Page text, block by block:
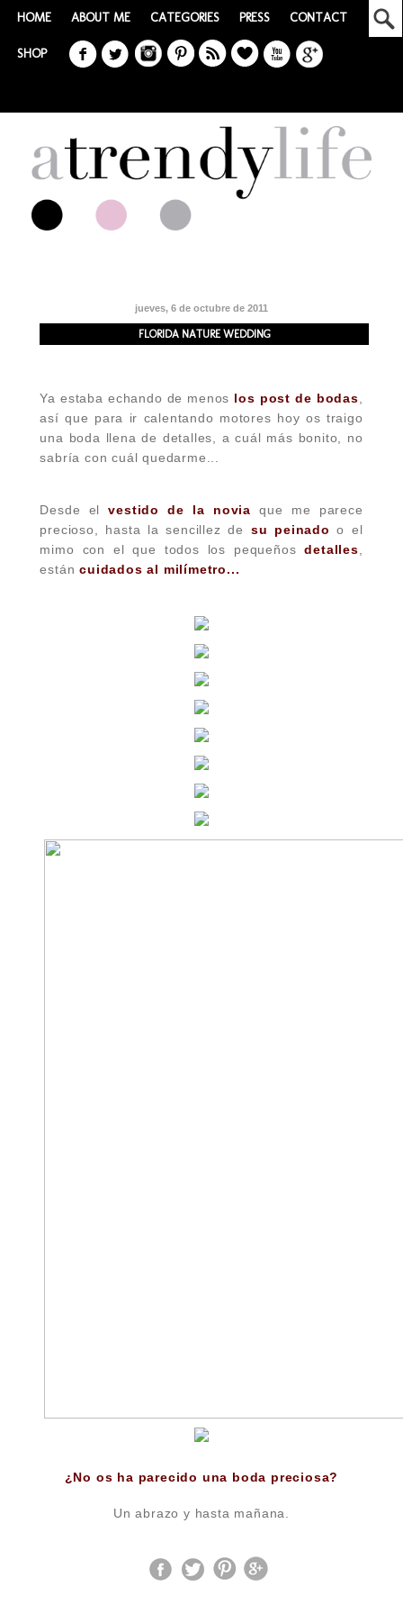
HOME ABOUT ME CATEGORIES PRESS CONTACT
SHOP
jueves, 6 de octubre de 2011
FLORIDA NATURE WEDDING
Ya estaba echando de menos los post de bodas,
así que para ir calentando motores hoy os traigo
una boda llena de detalles, a cuál más bonito, no
sabría con cuál quedarme...
Desde elvestido de la novia que me parece
precioso, hasta la sencillez de su peinado o el
mimo con el que todos los pequeñosdetalles,
estáncuidados al milímetro...
¿No os ha parecido una boda preciosa?
Un abrazo y hasta mañana.